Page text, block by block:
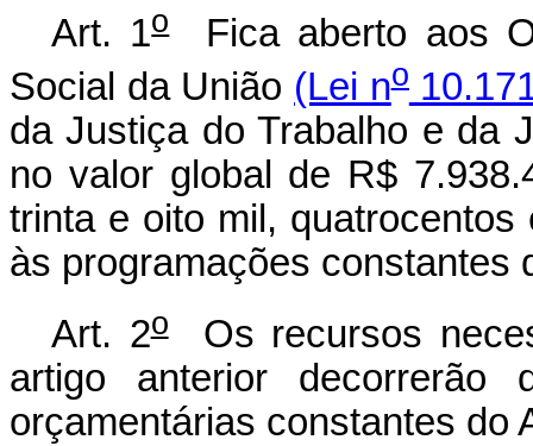
Art. 1oFica aberto aos
Social da União (Lei no
da Justiça do Trabalho e da
no valor global de R$
trinta e oito mil,
às programações constantes
Art. 2oOs recursos
artigo anterior decorrerão
orçamentárias constantes do